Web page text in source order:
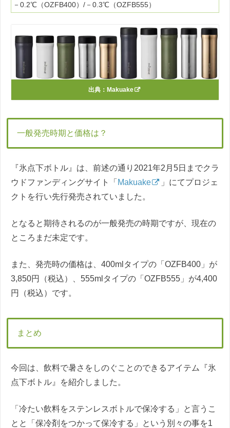
－0.2℃（OZFB400）/－0.3℃（OZFB555）
出典： Makuake
一般発売時期と価格は？
『氷点下ボトル』は、前述の通り2021年2月5日までクラ
ウドファンディングサイト「 Makuake
」にてプロジェ
クトを行い先行発売されていました。
となると期待されるのが一般発売の時期ですが、現在の
ところまだ未定です。
また、発売時の価格は、400mlタイプの「OZFB400」が
3,850円（税込）、555mlタイプの「OZFB555」が4,400
円（税込）です。
まとめ
今回は、飲料で暑さをしのぐことのできるアイテム『氷
点下ボトル』を紹介しました。
「冷たい飲料をステンレスボトルで保冷する」と言うこ
とと「保冷剤をつかって保冷する」という別々の事を1